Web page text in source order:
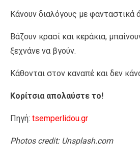
Κάνουν διαλόγους με φανταστικά
Βάζουν κρασί και κεράκια,
ξεχνάνε να βγούν.
Κάθονται στον καναπέ και δεν
Κορίτσια απολαύστε το!
Πηγή: tsemperlidou.gr
Photos credit: Unsplash.com